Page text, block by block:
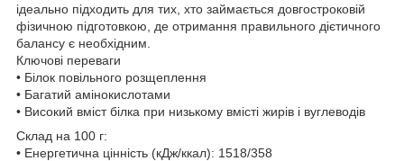
ідеально підходить для тих, хто займається довгостроковій
фізичною підготовкою, де отримання правильного дієтичного
балансу є необхідним.
Ключові переваги
• Білок повільного розщеплення
• Багатий амінокислотами
• Високий вміст білка при низькому вмісті жирів і вуглеводів
Склад на 100 г:
• Енергетична цінність (кДж/ккал): 1518/358